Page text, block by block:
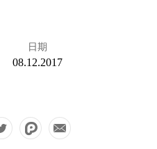
日期
08.12.2017